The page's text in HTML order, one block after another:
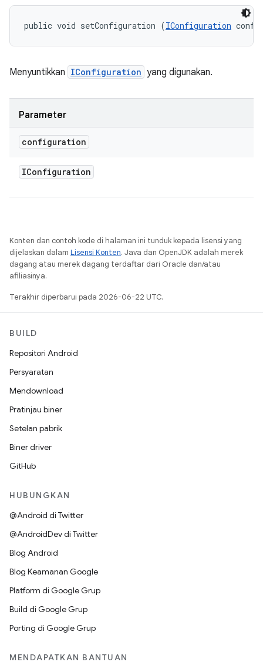
public void setConfiguration (IConfiguration
Menyuntikkan IConfiguration yang digunakan.
Parameter
configuration
IConfiguration
Konten dan contoh kode di halaman ini tunduk kepada lisensi yang
dijelaskan dalam Lisensi Konten. Java dan OpenJDK adalah merek
dagang atau merek dagang terdaftar dari Oracle dan/atau
afiliasinya.
Terakhir diperbarui pada 2026-06-22 UTC.
BUILD
Repositori Android
Persyaratan
Mendownload
Pratinjau biner
Setelan pabrik
Biner driver
GitHub
HUBUNGKAN
@Android di Twitter
@AndroidDev di Twitter
Blog Android
Blog Keamanan Google
Platform di Google Grup
Build di Google Grup
Porting di Google Grup
MENDAPATKAN BANTUAN